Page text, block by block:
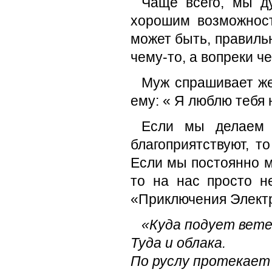
хорошим
может быть,
чему-то, а вопреки
Муж спрашивает
ему: « Я люблю тебя
Если мы делаем
благоприятствуют,
Если мы постоянно
то на нас просто
«Приключения
«Куда подует
Туда и облака.
По руслу протекает